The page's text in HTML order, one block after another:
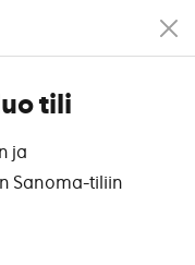
tili
ja
Sanoma-tiliin